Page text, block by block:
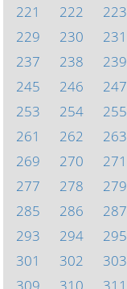
221
222 223
229
230 231
237
238 239
245
246 247
253
254 255
261
262 263
269
270 271
277
278 279
285
286 287
293
294 295
301
302 303